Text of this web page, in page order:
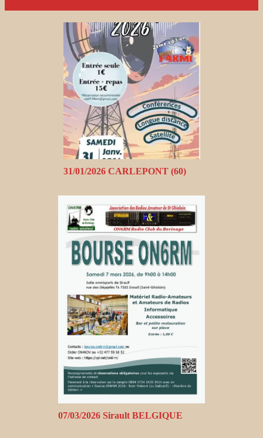
31/01/2026 CARLEPONT (60)
07/03/2026 Sirault BELGIQUE